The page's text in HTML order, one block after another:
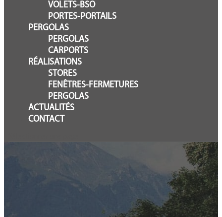
VOLETS-BSO
PORTES-PORTAILS
PERGOLAS
PERGOLAS
CARPORTS
RÉALISATIONS
STORES
FENÊTRES-FERMETURES
PERGOLAS
ACTUALITÉS
CONTACT